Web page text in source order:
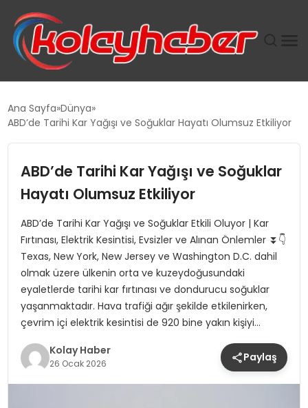
TANYER YAPI ZEMIN MÜHENDISLIĞINDE HEDEF
BÜYÜTTÜ
TOROSLAR’DA PAZAR GERGİNLİĞİ!
Ana Sayfa Dünya
ABD’de Tarihi Kar Yağışı ve Soğuklar Hayatı Olumsuz Etkiliyor
ABD’de Tarihi Kar Yağışı ve Soğuklar
Hayatı Olumsuz Etkiliyor
ABD’de Tarihi Kar Yağışı ve Soğuklar Etkili Oluyor | Kar
Fırtınası, Elektrik Kesintisi, Evsizler ve Alınan Önlemler ⏬👇
Texas, New York, New Jersey ve Washington D.C. dahil
olmak üzere ülkenin orta ve kuzeydoğusundaki
eyaletlerde tarihi kar fırtınası ve dondurucu soğuklar
yaşanmaktadır. Hava trafiği ağır şekilde etkilenirken,
çevrim içi elektrik kesintisi de 920 bine yakın kişiyi…
Kolay Haber
26 Ocak 2026 Paylaş